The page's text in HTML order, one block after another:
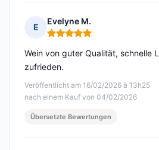
E
Evelyne M.
Hinweis: 5 von 5
Veröffentlicht am 16/02/2026 à 13h25
nach einem Kauf von 04/02/2026
Wein von guter Qualität, schnelle
zufrieden.
Übersetzte Bewertungen